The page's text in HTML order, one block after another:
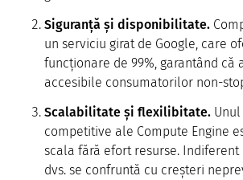
Siguranță și disponibilitate.
un serviciu girat de Google, care
funcționare de 99%, garantând că
accesibile consumatorilor non-
Scalabilitate și flexilibitate.
competitive ale Compute Engine
scala fără efort resurse. Indiferent
dvs. se confruntă cu creșteri